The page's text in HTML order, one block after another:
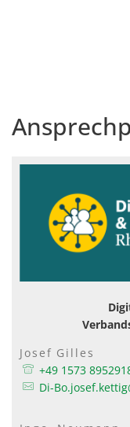
Josef Gilles
+49 1573
Di-